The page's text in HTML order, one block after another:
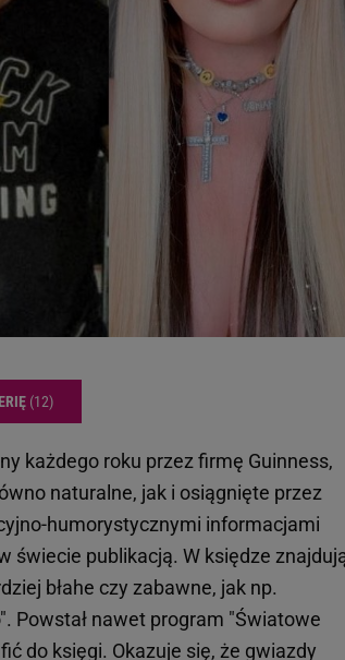
(12)
każdego roku przez firmę Guinness,
naturalne, jak i osiągnięte przez
humorystycznymi informacjami
świecie publikacją. W księdze
błahe czy zabawne, jak np.
Powstał nawet program "Światowe
do księgi. Okazuje się, że gwiazdy